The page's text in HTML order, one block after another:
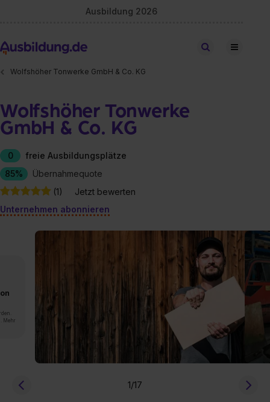
Ausbildung 2026
Stellen finden
Wolfshöher Tonwerke GmbH & Co. KG
Wolfshöher Tonwerke
GmbH & Co. KG
0
freie Ausbildungsplätze
85%
Übernahmequote
(1)
Jetzt bewerten
Unternehmen abonnieren
Mehr
1/17